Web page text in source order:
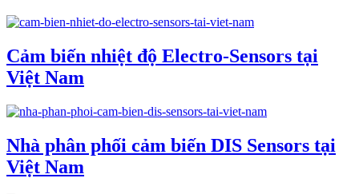
Cảm biến nhiệt độ Electro-Sensors tại
Việt Nam
Nhà phân phối cảm biến DIS Sensors tại
Việt Nam